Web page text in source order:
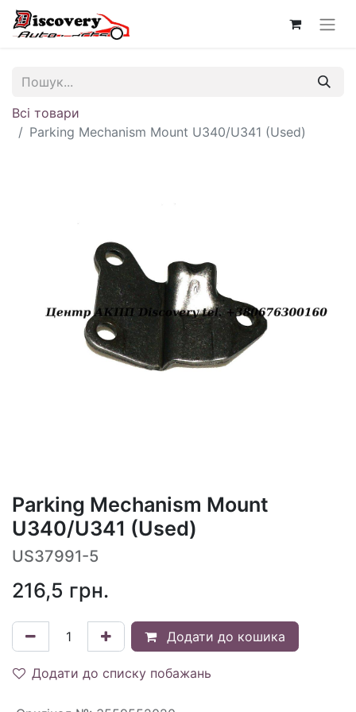
Всі товари
Parking Mechanism Mount U340/U341 (Used)
Parking Mechanism Mount
U340/U341 (Used)
US37991-5
216,5 грн.
Додати до кошика
Додати до списку побажань